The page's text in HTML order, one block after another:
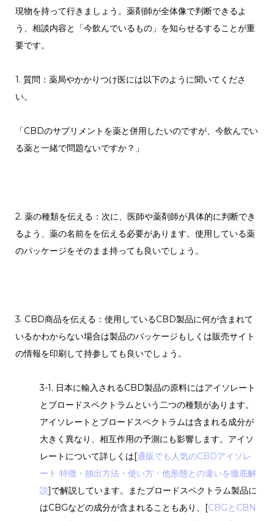
現物を持って行きましょう。薬剤師が全体像で判断できるよ
う、相談内容と「今飲んでいるもの」を知らせるすることが重
要です。
1. 質問：薬局やかかりつけ医には以下のように聞いてくださ
い。
「CBDのサプリメントを薬と併用したいのですが、今飲んでい
る薬と一緒で問題ないですか？」
2. 薬の種類を伝える：次に、医師や薬剤師が具体的に判断でき
るよう、薬の名前をを伝える必要があります。使用している薬
のパッケージをそのまま持っても良いでしょう。
3. CBD商品を伝える：使用しているCBD製品に何が含まれて
いるかわからない場合は製品のパッケージもしくは販売サイト
の情報を印刷して持参しても良いでしょう。
3-1. 日本に輸入されるCBD製品の原料にはアイソレート
とブロードスペクトラムという二つの種類があります。
アイソレートとブロードスペクトラムは含まれる成分が
大きく異なり、相互作用の予測にも影響します。アイソ
レートについて詳しくは[通販でも人気のCBDアイソレ
ート 特徴・抽出方法・使い方・他形態との違いを徹底解
説]で解説しています。またブロードスペクトラム製品に
はCBGなどの成分が含まれることもあり、[CBGとCBN